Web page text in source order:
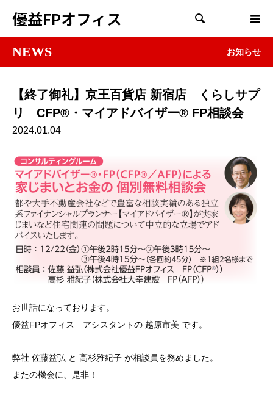
優益FPオフィス 
NEWS お知らせ
【終了御礼】京王百貨店 新宿店 くらしサプ
リ CFP®・マイアドバイザー® FP相談会
2024.01.04
お世話になっております。
優益FPオフィス アシスタントの 越原市美 です。
弊社 佐藤益弘 と 高杉雅紀子 が相談員を務めました。
またの機会に、是非！